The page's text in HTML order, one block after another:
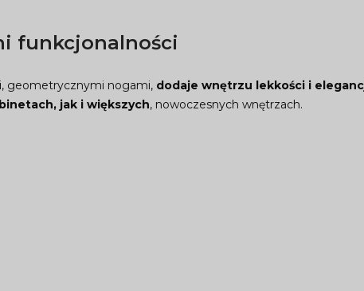
funkcjonalności
geometrycznymi nogami, dodaje wnętrzu lekkości i
jak i większych, nowoczesnych wnętrzach.